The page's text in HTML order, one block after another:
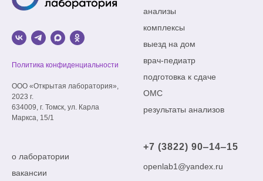
Политика конфиденциальности
ООО «Открытая лаборатория»,
2023 г.
634009, г. Томск, ул. Карла
Маркса, 15/1
анализы
комплексы
выезд на дом
врач-педиатр
подготовка к сдаче
ОМС
результаты анализов
о лаборатории
вакансии
+7 (3822) 90‒14‒15
openlab1@yandex.ru